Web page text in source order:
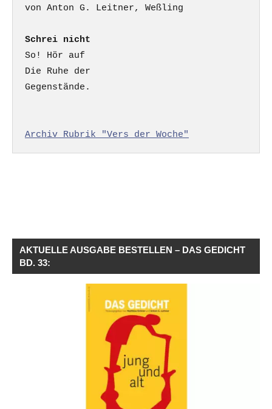
Schrei nicht
So! Hör auf
Die Ruhe der
Gegenstände.
Archiv Rubrik "Vers der Woche"
AKTUELLE AUSGABE BESTELLEN – DAS GEDICHT
BD. 33: